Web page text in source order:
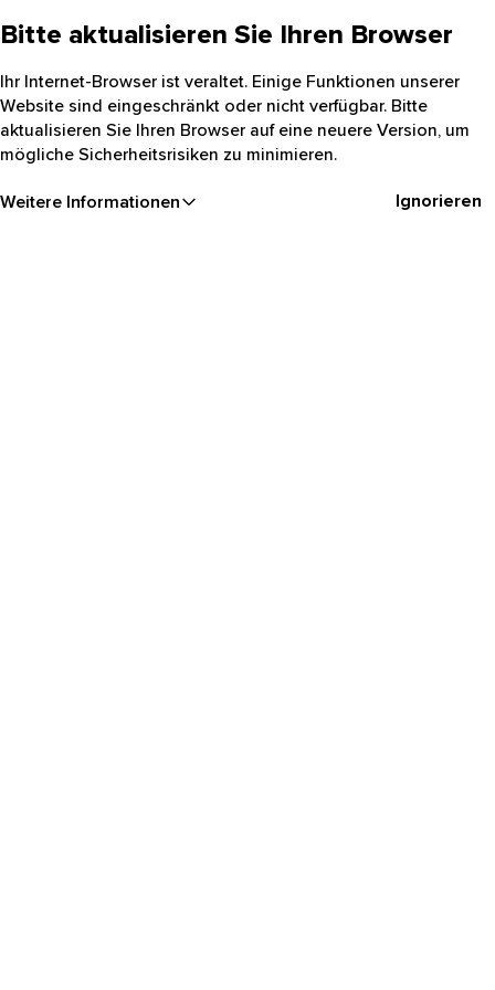
Bitte aktualisieren Sie Ihren Browser
Ihr Internet-Browser ist veraltet. Einige Funktionen unserer
Website sind eingeschränkt oder nicht verfügbar. Bitte
aktualisieren Sie Ihren Browser auf eine neuere Version, um
mögliche Sicherheitsrisiken zu minimieren.
Weitere Informationen Ignorieren